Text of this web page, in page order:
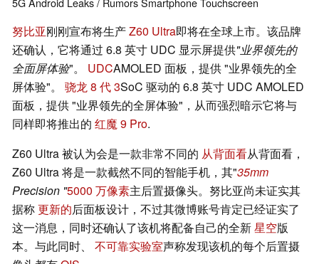
努比亚刚刚宣布将生产Z60 Ultra即将在全球上市。该品牌
还确认，它将通过 6.8 英寸 UDC 显示屏提供"业界领先的
全面屏体验"。 UDCAMOLED 面板，提供 "业界领先的全
屏体验"。 骁龙 8 代 3SoC 驱动的 6.8 英寸 UDC AMOLED
面板，提供 "业界领先的全屏体验"，从而强烈暗示它将与
同样即将推出的 红魔 9 Pro.
Z60 Ultra 被认为会是一款非常不同的 从背面看从背面看，
Z60 Ultra 将是一款截然不同的智能手机，其"35mm
Precision "5000 万像素主后置摄像头。努比亚尚未证实其
据称更新的后面板设计，不过其微博账号肯定已经证实了
这一消息，同时还确认了该机将配备自己的全新星空版
本。与此同时、 不可靠实验室声称发现该机的每个后置摄